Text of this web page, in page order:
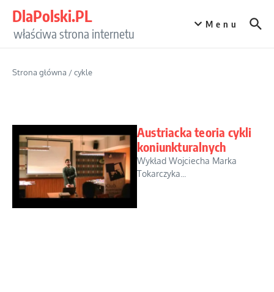
DlaPolski.PL
właściwa strona internetu
Menu
Strona główna /cykle
Austriacka teoria cykli
koniunkturalnych
Wykład Wojciecha Marka
Tokarczyka...